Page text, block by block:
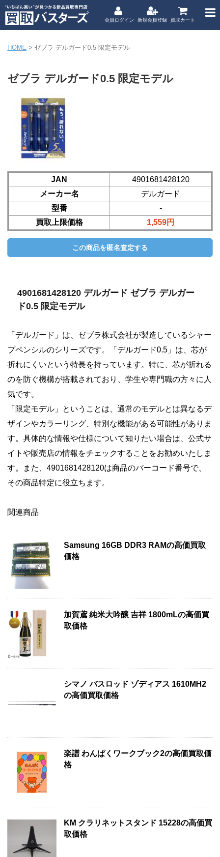
会員ログイン 新規会員登録 買取カート
HOME > ゼブラ デルガード0.5 限定モデル
ゼブラ デルガード0.5 限定モデル
JAN
4901681428120
メーカー名
デルガード
型番
-
買取上限価格
1,559円
4901681428120 デルガード ゼブラ デルガー
ド0.5 限定モデル
「デルガード」は、ゼブラ株式会社が製造しているシャー
プペンシルのシリーズです。「デルガード0.5」は、芯が
折れにくいという特長を持っています。特に、芯が折れる
のを防ぐ機構が搭載されており、学生や専門職の方々に人
気です。
「限定モデル」ということは、通常のモデルとは異なるデ
ザインやカラーリング、特別な機能がある可能性がありま
す。具体的な情報や仕様について知りたい場合は、公式サ
イトや販売店の情報をチェックすることをお勧めいたしま
す。また、4901681428120は商品のバーコード番号で、
その商品特定に役立ちます。
関連商品
Samsung 16GB DDR3 RAMの高価買取
価格
加賀鳶 純米大吟醸 吉祥 1800mLの高価買
取価格
シマノ バスロッド ゾディアス 1610MH2
の高価買取価格
楽譜 わんぱくワークブック2の高価買取価
格
KM クラリネットスタンド 15228の高価買
取価格